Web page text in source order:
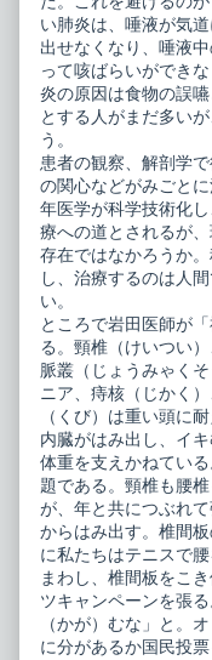
い肺炎は、唾液が気
出せなくなり、唾液
って咳ばらいができ
炎の原因は食物の誤
とする人がまだ多い
う。
患者の観察、解剖学
の関心などがみごと
年医学が科学技術化
療への道とされるが
存在ではなかろうか
し、治療するのは人
い。
ところで岩田医師が
る。頸椎（けいつい
脈叢（じょうみゃく
ニア、痔核（じかく
（くび）は重い頭に
内臓がはみ出し、イ
体重を支えかねてい
題である。頸椎も腰
が、年と共につぶれ
からはみ出す。椎間
に私たちはテニスで
まわし、椎間板をこ
ツキャンペーンを張
（かが）むな」と。
に分があるか国民投